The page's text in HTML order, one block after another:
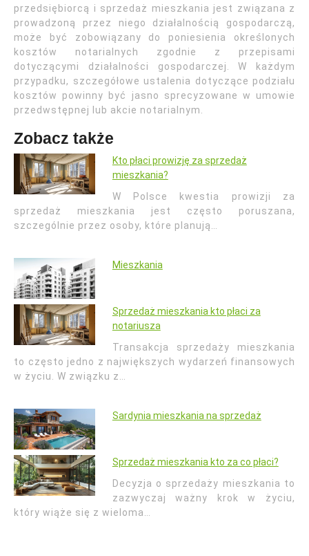
przedsiębiorcą i sprzedaż mieszkania jest związana z
prowadzoną przez niego działalnością gospodarczą,
może być zobowiązany do poniesienia określonych
kosztów notarialnych zgodnie z przepisami
dotyczącymi działalności gospodarczej. W każdym
przypadku, szczegółowe ustalenia dotyczące podziału
kosztów powinny być jasno sprecyzowane w umowie
przedwstępnej lub akcie notarialnym.
Zobacz także
Kto płaci prowizję za sprzedaż
mieszkania?
W Polsce kwestia prowizji za
sprzedaż mieszkania jest często poruszana,
szczególnie przez osoby, które planują…
Mieszkania
Sprzedaż mieszkania kto płaci za
notariusza
Transakcja sprzedaży mieszkania
to często jedno z największych wydarzeń finansowych
w życiu. W związku z…
Sardynia mieszkania na sprzedaż
Sprzedaż mieszkania kto za co płaci?
Decyzja o sprzedaży mieszkania to
zazwyczaj ważny krok w życiu,
który wiąże się z wieloma…